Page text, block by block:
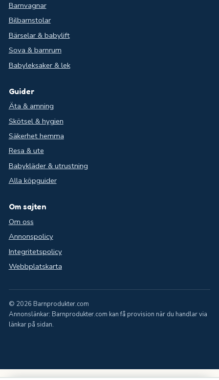
Barnvagnar
Bilbarnstolar
Bärselar & babylift
Sova & barnrum
Babyleksaker & lek
Guider
Äta & amning
Skötsel & hygien
Säkerhet hemma
Resa & ute
Babykläder & utrustning
Alla köpguider
Om sajten
Om oss
Annonspolicy
Integritetspolicy
Webbplatskarta
© 2026 Barnprodukter.com
Annonslänkar: Barnprodukter.com kan få provision när du handlar via
länkar på sidan.